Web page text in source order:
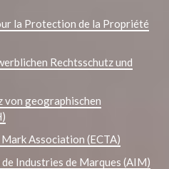
la Protection de la Propriété
Rechtsschutz und
von geographischen
Association (ECTA)
Industries de Marques (AIM)